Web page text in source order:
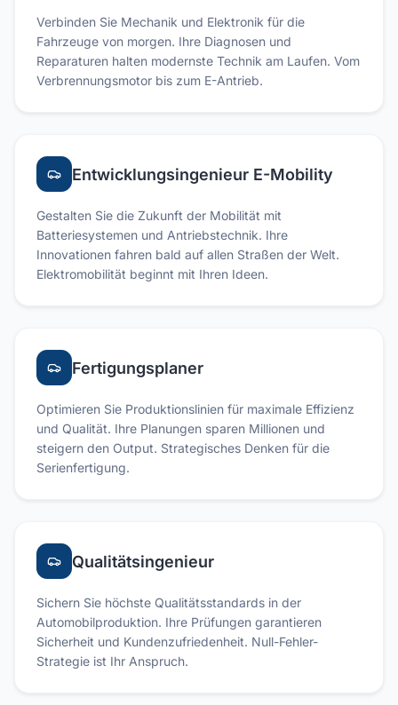
Verbinden Sie Mechanik und Elektronik für die
Fahrzeuge von morgen. Ihre Diagnosen und
Reparaturen halten modernste Technik am Laufen. Vom
Verbrennungsmotor bis zum E-Antrieb.
Entwicklungsingenieur E-Mobility
Gestalten Sie die Zukunft der Mobilität mit
Batteriesystemen und Antriebstechnik. Ihre
Innovationen fahren bald auf allen Straßen der Welt.
Elektromobilität beginnt mit Ihren Ideen.
Fertigungsplaner
Optimieren Sie Produktionslinien für maximale Effizienz
und Qualität. Ihre Planungen sparen Millionen und
steigern den Output. Strategisches Denken für die
Serienfertigung.
Qualitätsingenieur
Sichern Sie höchste Qualitätsstandards in der
Automobilproduktion. Ihre Prüfungen garantieren
Sicherheit und Kundenzufriedenheit. Null-Fehler-
Strategie ist Ihr Anspruch.